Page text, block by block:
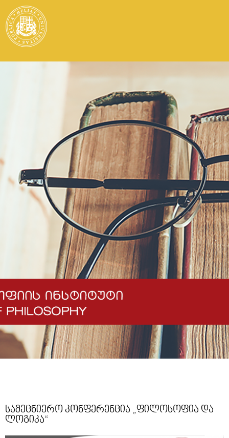
სამეცნიერო კონფერენცია „ფილოსოფია და
ლოგიკა“